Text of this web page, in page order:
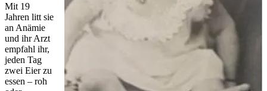
Mit 19
Jahren litt sie
an Anämie
und ihr Arzt
empfahl ihr,
jeden Tag
zwei Eier zu
essen – roh